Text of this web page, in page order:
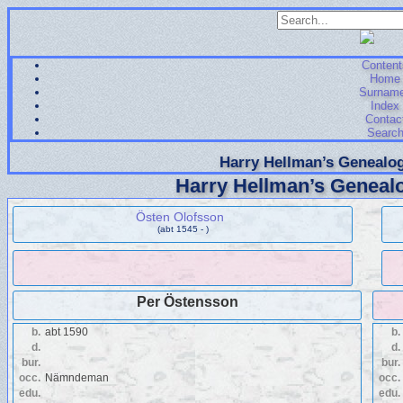
Home
Index
Search
Harry Hellman’s
Harry Hellman’s
Östen Olofsson
(abt 1545 - )
Per Östensson
b. abt 1590
d.
bur.
occ. Nämndeman
edu.
b.
d.
bur.
occ.
edu.